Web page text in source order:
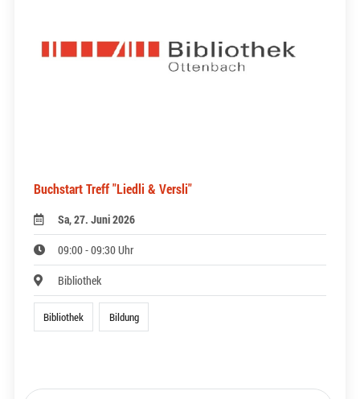
Buchstart Treff "Liedli & Versli"
Sa, 27. Juni 2026
09:00 - 09:30 Uhr
Bibliothek
Bibliothek Bildung